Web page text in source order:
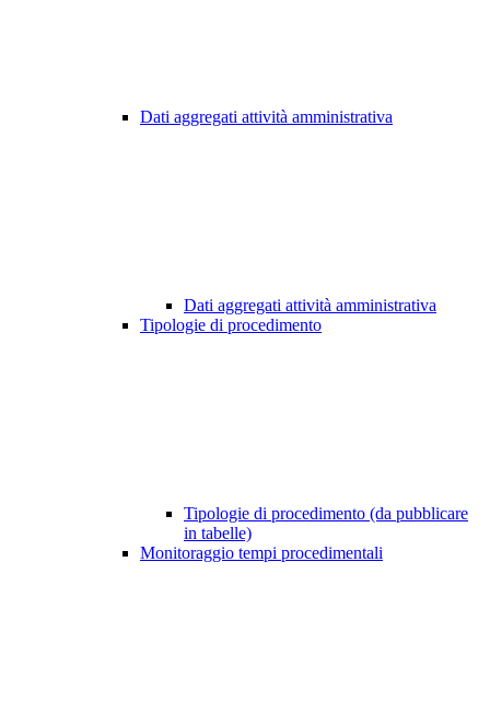
Dati aggregati attività amministrativa
Dati aggregati attività amministrativa
Tipologie di procedimento
Tipologie di procedimento (da pubblicare
in tabelle)
Monitoraggio tempi procedimentali